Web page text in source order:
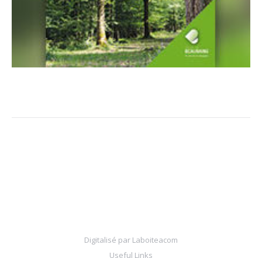
Digitalisé par Laboiteacom
Useful Links